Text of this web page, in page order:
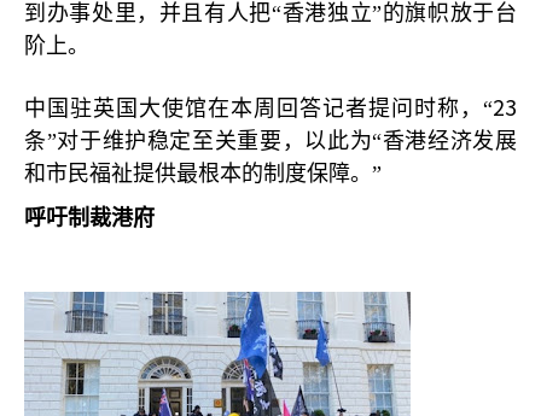
到办事处里，并且有人把“香港独立”的旗帜放于台
阶上。
中国驻英国大使馆在本周回答记者提问时称，“23
条”对于维护稳定至关重要，以此为“香港经济发展
和市民福祉提供最根本的制度保障。”
呼吁制裁港府